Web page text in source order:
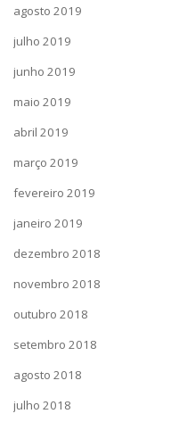
agosto 2019
julho 2019
junho 2019
maio 2019
abril 2019
março 2019
fevereiro 2019
janeiro 2019
dezembro 2018
novembro 2018
outubro 2018
setembro 2018
agosto 2018
julho 2018